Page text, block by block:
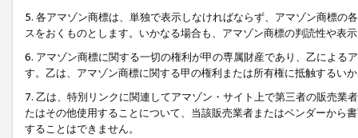
5. 各アマゾン商標は、単独で表示しなければならず、アマゾン商標
スをおくものとします。いかなる場合も、アマゾン商標の判読性や表
6. アマゾン商標に関する一切の権利が甲の専属財産であり、乙による
す。乙は、アマゾン商標に関する甲の権利または所有権に抵触するい
7. 乙は、特別リンクに関連してアマゾン・サイト上で第三者の販売
たはその他使用することについて、当該販売業者またはベンダーから
することはできません。